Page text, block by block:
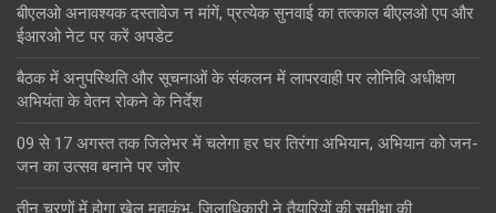
बीएलओ अनावश्यक दस्तावेज न मांगें, प्रत्येक सुनवाई का तत्काल बीएलओ एप और
ईआरओ नेट पर करें अपडेट
बैठक में अनुपस्थिति और सूचनाओं के संकलन में लापरवाही पर लोनिवि अधीक्षण
अभियंता के वेतन रोकने के निर्देश
09 से 17 अगस्त तक जिलेभर में चलेगा हर घर तिरंगा अभियान, अभियान को जन-
जन का उत्सव बनाने पर जोर
तीन चरणों में होगा खेल महाकुंभ, जिलाधिकारी ने तैयारियों की समीक्षा की